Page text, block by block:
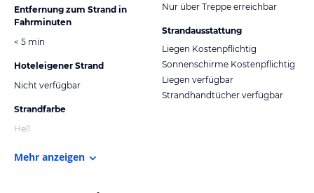
Entfernung zum Strand in
Fahrminuten
< 5 min
Hoteleigener Strand
Nicht verfügbar
Strandfarbe
Hell
Nur über Treppe erreichbar
Strandausstattung
Liegen Kostenpflichtig
Sonnenschirme Kostenpflichtig
Liegen verfügbar
Strandhandtücher verfügbar
Mehr anzeigen